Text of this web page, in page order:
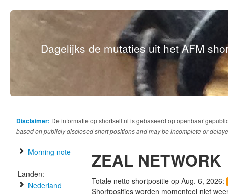
Dagelijks de mutaties uit het AFM
Disclaimer: De informatie op shortsell.nl is gebaseerd op openbaar
based on publicly disclosed short positions and may be incomplete or
Morning note
Landen:
Nederland
ZEAL NETWORK
Totale netto shortpositie op Aug. 6, 2026:
Shortposities worden momenteel niet